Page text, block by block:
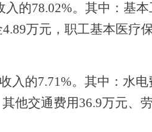
入的78.02%。 其中：基本
万元，职工基本医疗
入的7.71%。 其中： 水电
他交通费用36.9万元、